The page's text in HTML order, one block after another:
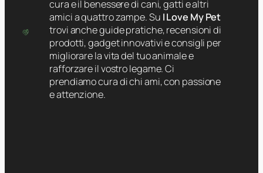
cura e il benessere di cani, gatti e altri
amici a quattro zampe. Su I Love My Pet
trovi anche guide pratiche, recensioni di
prodotti, gadget innovativi e consigli per
migliorare la vita del tuo animale e
rafforzare il vostro legame. Ci
prendiamo cura di chi ami, con passione
e attenzione.